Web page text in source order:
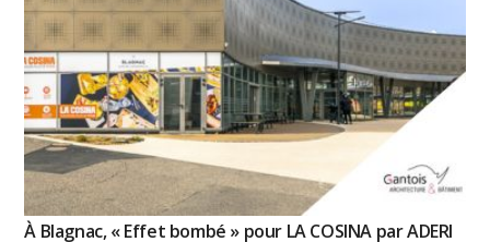
À Blagnac, « Effet bombé » pour LA COSINA par ADERI